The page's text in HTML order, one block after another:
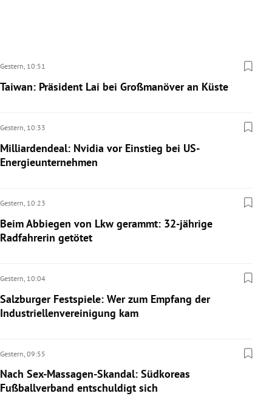
Gestern, 10:51
Taiwan: Präsident Lai bei Großmanöver an Küste
Gestern, 10:33
Milliardendeal: Nvidia vor Einstieg bei US-
Energieunternehmen
Gestern, 10:23
Beim Abbiegen von Lkw gerammt: 32-jährige
Radfahrerin getötet
Gestern, 10:04
Salzburger Festspiele: Wer zum Empfang der
Industriellenvereinigung kam
Gestern, 09:55
Nach Sex-Massagen-Skandal: Südkoreas
Fußballverband entschuldigt sich